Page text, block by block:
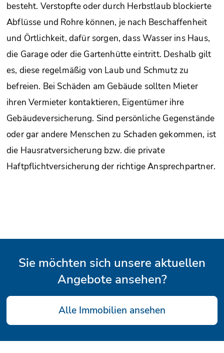
besteht. Verstopfte oder durch Herbstlaub blockierte
Abflüsse und Rohre können, je nach Beschaffenheit
und Örtlichkeit, dafür sorgen, dass Wasser ins Haus,
die Garage oder die Gartenhütte eintritt. Deshalb gilt
es, diese regelmäßig von Laub und Schmutz zu
befreien. Bei Schäden am Gebäude sollten Mieter
ihren Vermieter kontaktieren, Eigentümer ihre
Gebäudeversicherung. Sind persönliche Gegenstände
oder gar andere Menschen zu Schaden gekommen, ist
die Hausratversicherung bzw. die private
Haftpflichtversicherung der richtige Ansprechpartner.
Sie möchten sich unsere aktuellen
Angebote ansehen?
Alle Immobilien ansehen